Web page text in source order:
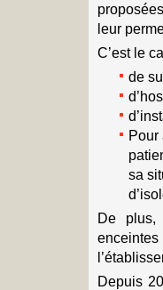
leur
C’est le
de
Pour
sa
De plus,
Depuis